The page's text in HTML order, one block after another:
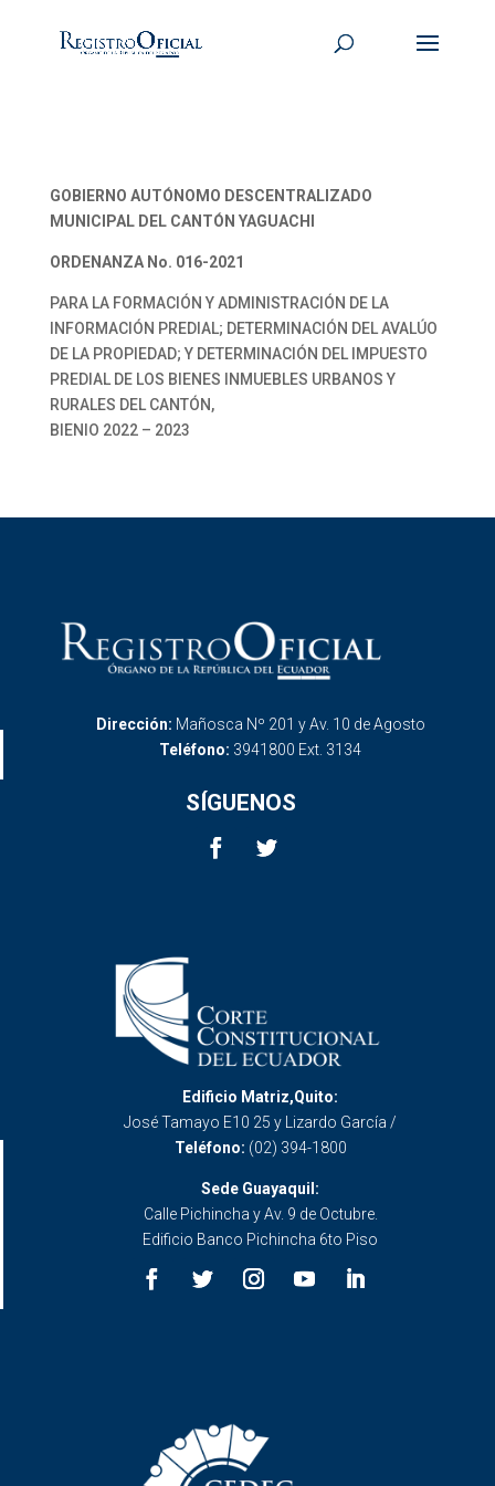
GOBIERNO AUTÓNOMO DESCENTRALIZADO
MUNICIPAL DEL CANTÓN YAGUACHI
ORDENANZA No. 016-2021
PARA LA FORMACIÓN Y ADMINISTRACIÓN DE LA
INFORMACIÓN PREDIAL; DETERMINACIÓN DEL AVALÚO
DE LA PROPIEDAD; Y DETERMINACIÓN DEL IMPUESTO
PREDIAL DE LOS BIENES INMUEBLES URBANOS Y
RURALES DEL CANTÓN,
BIENIO 2022 – 2023
Dirección: Mañosca Nº 201 y Av. 10 de Agosto
Teléfono: 3941800 Ext. 3134
SÍGUENOS
Edificio Matriz,Quito:
José Tamayo E10 25 y Lizardo García /
Teléfono: (02) 394-1800
Sede Guayaquil:
Calle Pichincha y Av. 9 de Octubre.
Edificio Banco Pichincha 6to Piso